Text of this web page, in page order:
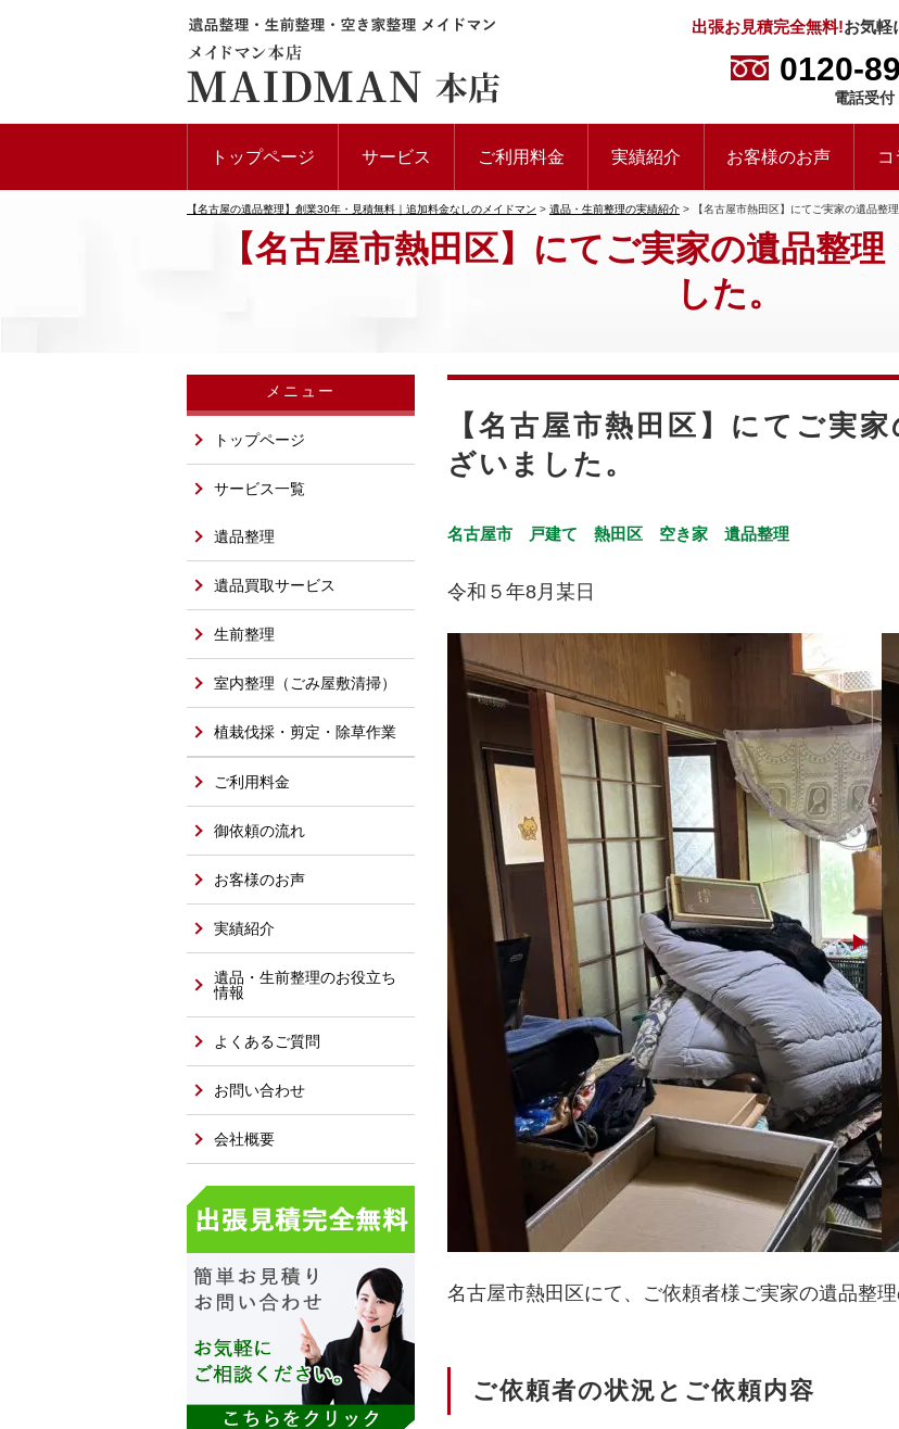
出張お見積完全無料!お気軽
0120-
電話受
トップページ サービス ご利用料金 実績紹介 お客様のお声 コ
【名古屋の遺品整理】創業30年・見積無料｜追加料金なしのメイドマン > 遺品・生前整理の実績紹介 > 【名古屋市熱田区】にてご実家の遺品整
【名古屋市熱田区】にてご実家の遺品整
した。
【名古屋市熱田区】にてご実
ざいました。
名古屋市 戸建て 熱田区 空き家 遺品整理
令和５年8月某日
▶︎
名古屋市熱田区にて、ご依頼者様ご実家の遺品整理
ご依頼者の状況とご依頼内容
メニュー
トップページ
サービス一覧
遺品整理
遺品買取サービス
生前整理
室内整理（ごみ屋敷清掃）
植栽伐採・剪定・除草作業
ご利用料金
御依頼の流れ
お客様のお声
実績紹介
遺品・生前整理のお役立ち
情報
よくあるご質問
お問い合わせ
会社概要